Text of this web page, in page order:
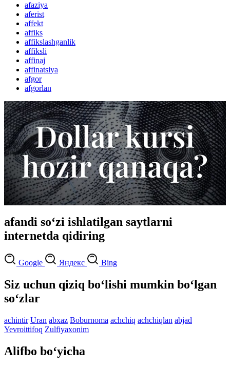
afaziya
aferist
affekt
affiks
affikslashganlik
affiksli
affinaj
affinatsiya
afgor
afgorlan
afandi so‘zi ishlatilgan saytlarni
internetda qidiring
Google Яндекс Bing
Siz uchun qiziq bo‘lishi mumkin bo‘lgan
so‘zlar
achintir Uran abxaz Boburnoma achchiq achchiqlan abjad
Yevroittifoq Zulfiyaxonim
Alifbo bo‘yicha